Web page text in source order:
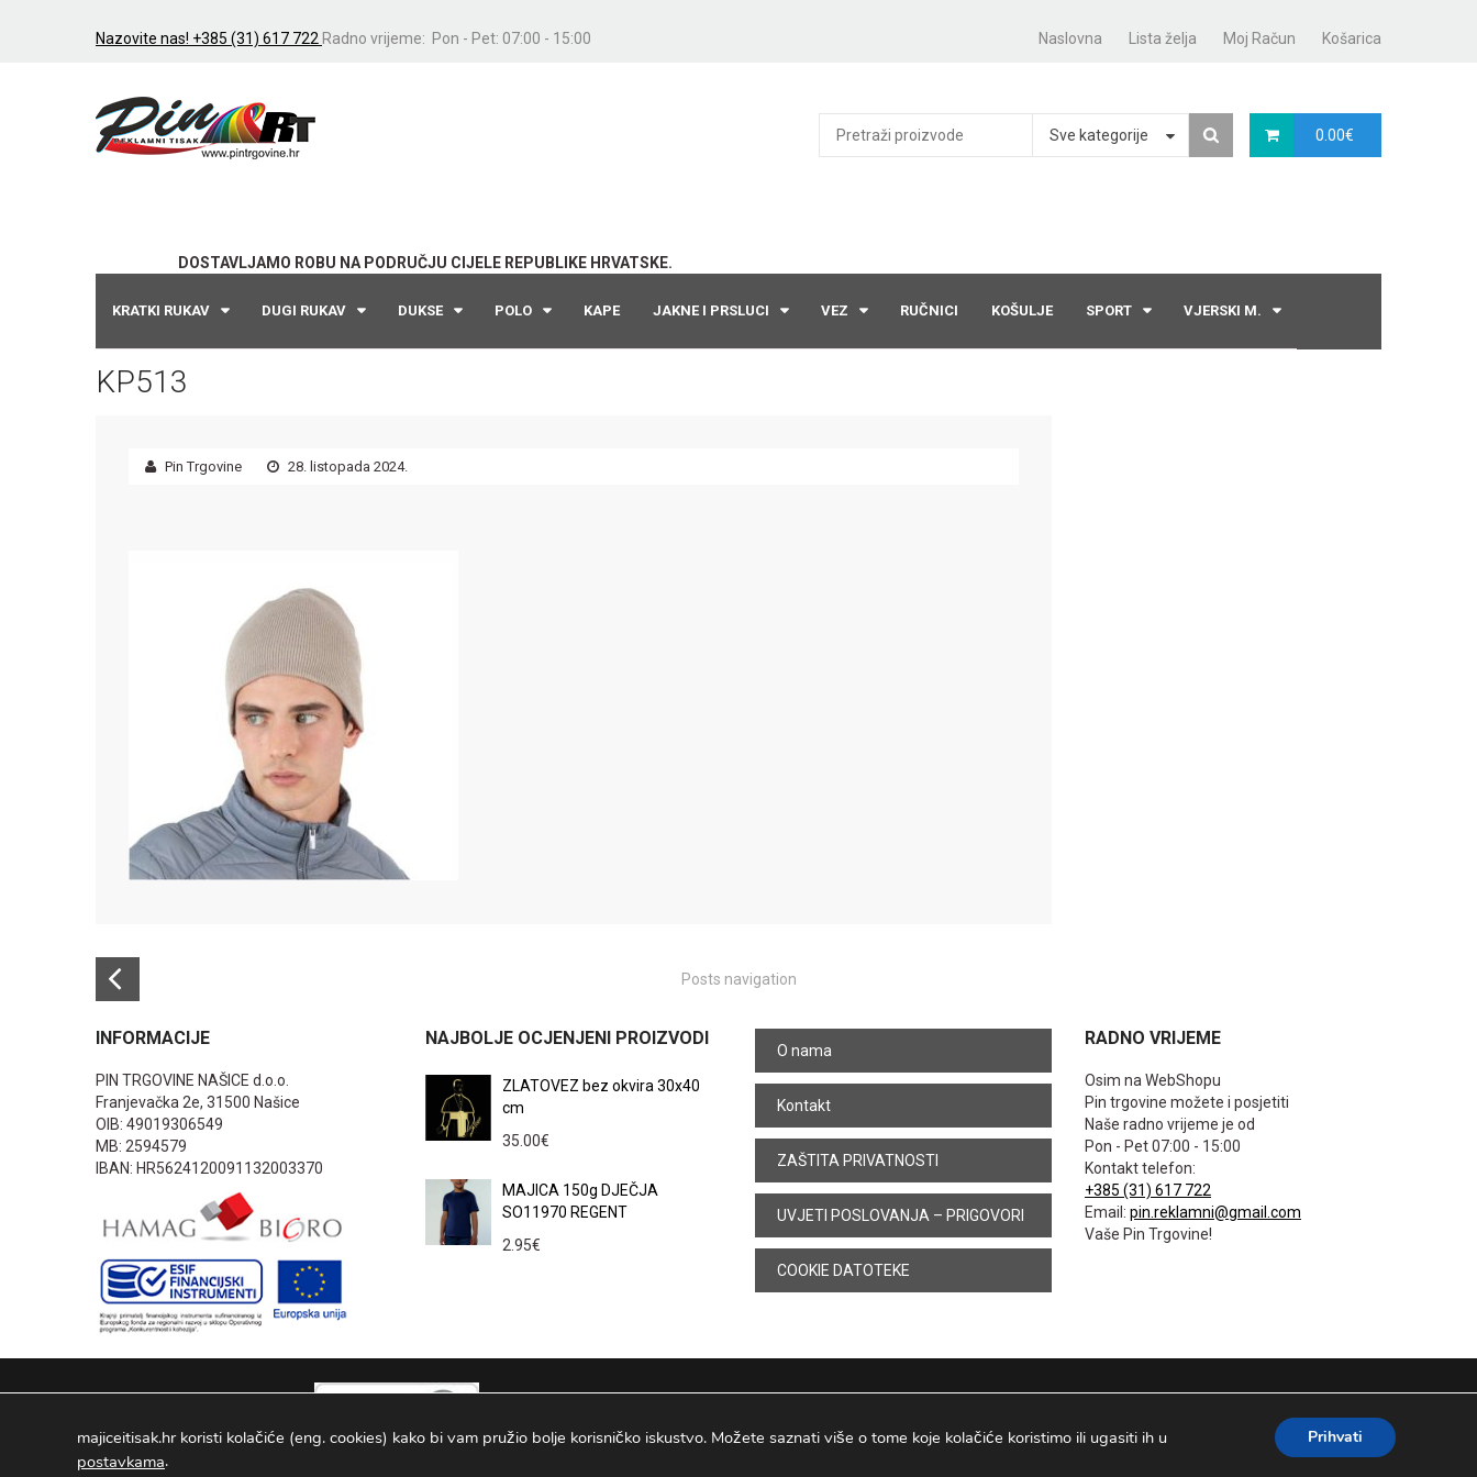
Nazovite nas! +385 (31) 617 722 Radno vrijeme: Pon - Pet: 07:00 - 15:00 Naslovna Lista želja Moj Račun Košarica
DOSTAVLJAMO ROBU NA PODRUČJU CIJELE REPUBLIKE HRVATSKE.
0.00€
Sve kategorije
KRATKI RUKAV DUGI RUKAV DUKSE POLO KAPE JAKNE I PRSLUCI VEZ RUČNICI KOŠULJE SPORT VJERSKI M.
KP513
Pin Trgovine 28. listopada 2024.
Posts navigation
INFORMACIJE
PIN TRGOVINE NAŠICE d.o.o.
Franjevačka 2e, 31500 Našice
OIB: 49019306549
MB: 2594579
IBAN: HR5624120091132003370
NAJBOLJE OCJENJENI PROIZVODI
ZLATOVEZ bez okvira 30x40
cm
35.00€
MAJICA 150g DJEČJA
SO11970 REGENT
2.95€
O nama
Kontakt
ZAŠTITA PRIVATNOSTI
UVJETI POSLOVANJA – PRIGOVORI
COOKIE DATOTEKE
RADNO VRIJEME
Osim na WebShopu
Pin trgovine možete i posjetiti
Naše radno vrijeme je od
Pon - Pet 07:00 - 15:00
Kontakt telefon:
+385 (31) 617 722
Email: pin.reklamni@gmail.com
Vaše Pin Trgovine!
PIN TRGOVINE
majiceitisak.hr koristi kolačiće (eng. cookies) kako bi vam pružio bolje korisničko iskustvo. Možete saznati više o tome koje kolačiće koristimo ili ugasiti ih u
postavkama.
Prihvati